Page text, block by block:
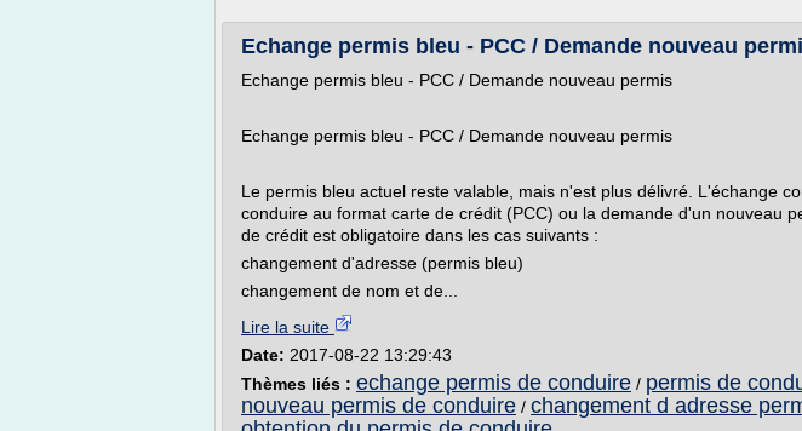
Echange permis bleu - PCC / Demande nouveau
Echange permis bleu - PCC / Demande nouveau permis
Echange permis bleu - PCC / Demande nouveau permis
Le permis bleu actuel reste valable, mais n'est plus délivré. L'échange
conduire au format carte de crédit (PCC) ou la demande d'un nouveau
de crédit est obligatoire dans les cas suivants :
changement d'adresse (permis bleu)
changement de nom et de...
Lire la suite
Date: 2017-08-22 13:29:43
Thèmes liés : echange permis de conduire / permis de
nouveau permis de conduire / changement d adresse